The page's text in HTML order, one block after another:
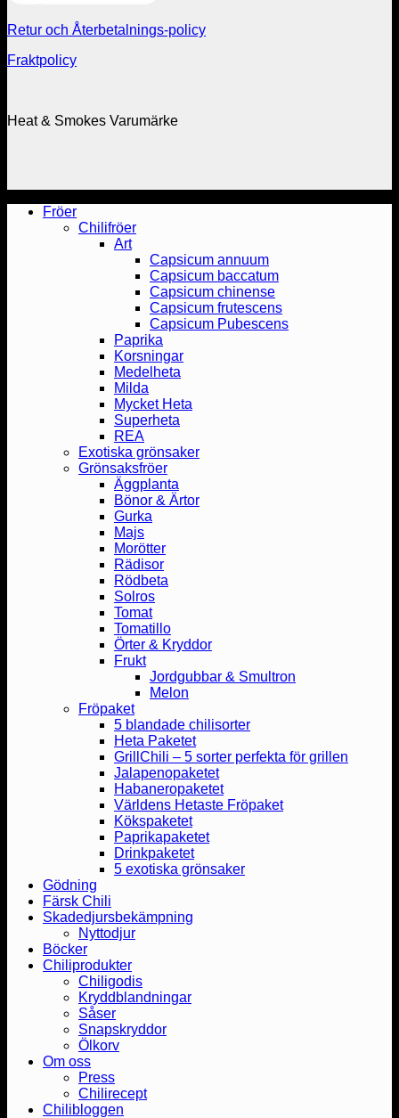
Retur och Återbetalnings-policy
Fraktpolicy
Heat & Smokes Varumärke
Fröer
Chilifröer
Art
Capsicum annuum
Capsicum baccatum
Capsicum chinense
Capsicum frutescens
Capsicum Pubescens
Paprika
Korsningar
Medelheta
Milda
Mycket Heta
Superheta
REA
Exotiska grönsaker
Grönsaksfröer
Äggplanta
Bönor & Ärtor
Gurka
Majs
Morötter
Rädisor
Rödbeta
Solros
Tomat
Tomatillo
Örter & Kryddor
Frukt
Jordgubbar & Smultron
Melon
Fröpaket
5 blandade chilisorter
Heta Paketet
GrillChili – 5 sorter perfekta för grillen
Jalapenopaketet
Habaneropaketet
Världens Hetaste Fröpaket
Kökspaketet
Paprikapaketet
Drinkpaketet
5 exotiska grönsaker
Gödning
Färsk Chili
Skadedjursbekämpning
Nyttodjur
Böcker
Chiliprodukter
Chiligodis
Kryddblandningar
Såser
Snapskryddor
Ölkorv
Om oss
Press
Chilirecept
Chilibloggen